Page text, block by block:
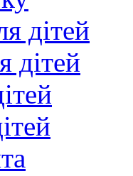
дітей
дітей